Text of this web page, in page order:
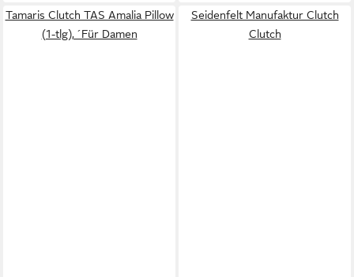
Tamaris Clutch TAS Amalia Pillow
(1-tlg), ´Für Damen
Seidenfelt Manufaktur Clutch
Clutch